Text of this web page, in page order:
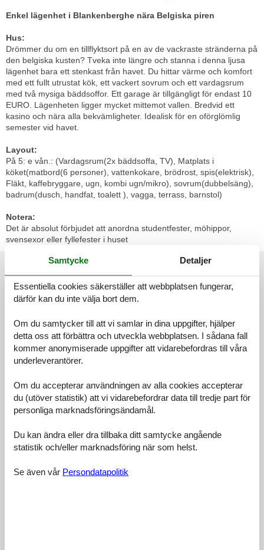
Enkel lägenhet i Blankenberghe nära Belgiska piren
Hus:
Drömmer du om en tillflyktsort på en av de vackraste stränderna på
den belgiska kusten? Tveka inte längre och stanna i denna ljusa
lägenhet bara ett stenkast från havet. Du hittar värme och komfort
med ett fullt utrustat kök, ett vackert sovrum och ett vardagsrum
med två mysiga bäddsoffor. Ett garage är tillgängligt för endast 10
EURO. Lägenheten ligger mycket mittemot vallen. Bredvid ett
kasino och nära alla bekvämligheter. Idealisk för en oförglömlig
semester vid havet.
Layout:
På 5: e vån.: (Vardagsrum(2x bäddsoffa, TV), Matplats i
köket(matbord(6 personer), vattenkokare, brödrost, spis(elektrisk),
Fläkt, kaffebryggare, ugn, kombi ugn/mikro), sovrum(dubbelsäng),
badrum(dusch, handfat, toalett ), vagga, terrass, barnstol)
Notera:
Det är absolut förbjudet att anordna studentfester, möhippor,
svensexor eller fyllefester i huset
Externa recensioner
Våra gästrecensioner Externa recensioner
4,1
11 externa recensioner
4,5 juni 2026
Allmän:
Ein wunderschöner Ort nur wenige Schritte entfernt von tollen
Restaurants und Aktivitäten in der Umgebung. Ich werde nie
vergessen, wie viel Freude es gemacht hat, so nah beim Zoo
Serpentarium zu sein!
5,0
Samtycke Detaljer
Essentiella cookies säkerställer att webbplatsen fungerar,
därför kan du inte välja bort dem.
Om du samtycker till att vi samlar in dina uppgifter, hjälper
detta oss att förbättra och utveckla webbplatsen. I sådana fall
kommer anonymiserade uppgifter att vidarebefordras till våra
underleverantörer.
Om du accepterar användningen av alla cookies accepterar
du (utöver statistik) att vi vidarebefordrar data till tredje part för
personliga marknadsföringsändamål.
Du kan ändra eller dra tillbaka ditt samtycke angående
statistik och/eller marknadsföring när som helst.
Se även vår Persondatapolitik